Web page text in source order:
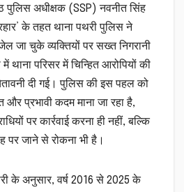
पुलिस अधीक्षक (SSP) नवनीत सिंह
के तहत थाना पथरी पुलिस ने
जा चुके व्यक्तियों पर सख्त निगरानी
परिसर में चिन्हित आरोपियों की
दी गई। पुलिस की इस पहल को
प्रभावी कदम माना जा रहा है,
पर कार्रवाई करना ही नहीं, बल्कि
पर जाने से रोकना भी है।
के अनुसार, वर्ष 2016 से 2025 के